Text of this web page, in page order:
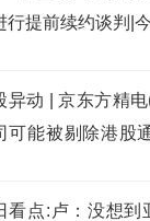
行提前续约谈判|
异动 | 京东方精
可能被剔除港股
看点:卢：没想到